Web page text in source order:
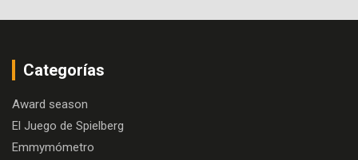
Categorías
Award season
El Juego de Spielberg
Emmymómetro